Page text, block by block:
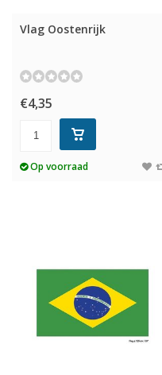
Vlag Oostenrijk
€4,35
Op voorraad